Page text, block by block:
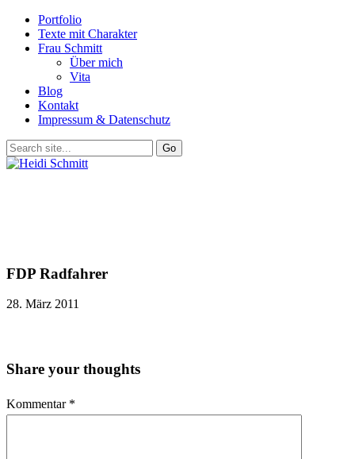
Portfolio
Texte mit Charakter
Frau Schmitt
Über mich
Vita
Blog
Kontakt
Impressum & Datenschutz
FDP Radfahrer
28. März 2011
Share your thoughts
Kommentar *